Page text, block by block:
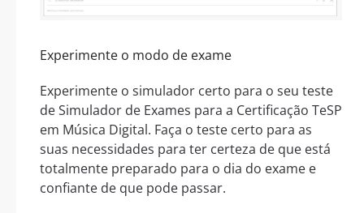
Experimente o modo de exame
Experimente o simulador certo para o seu teste
de Simulador de Exames para a Certificação TeSP
em Música Digital. Faça o teste certo para as
suas necessidades para ter certeza de que está
totalmente preparado para o dia do exame e
confiante de que pode passar.